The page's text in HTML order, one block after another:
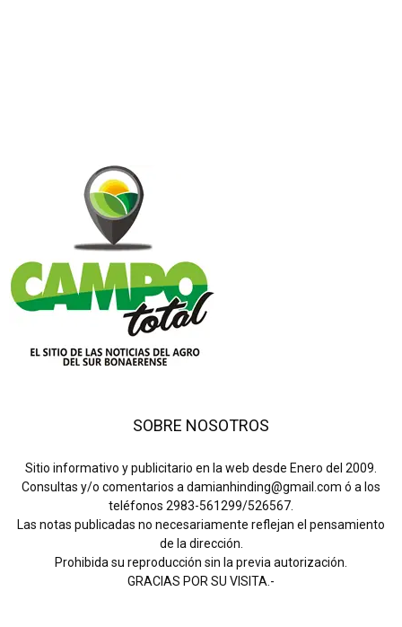
SOBRE NOSOTROS
Sitio informativo y publicitario en la web desde Enero del 2009.
Consultas y/o comentarios a damianhinding@gmail.com ó a los
teléfonos 2983-561299/526567.
Las notas publicadas no necesariamente reflejan el pensamiento
de la dirección.
Prohibida su reproducción sin la previa autorización.
GRACIAS POR SU VISITA.-